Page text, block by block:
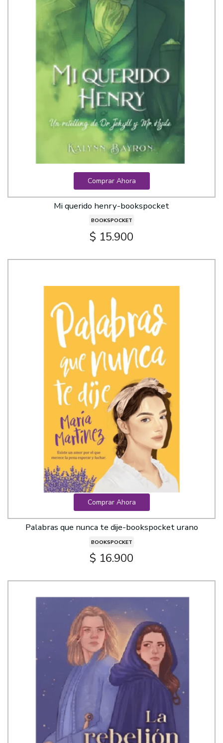
Comprar Ahora
Mi querido henry-bookspocket
BOOKSPOCKET
$ 15.900
Comprar Ahora
Palabras que nunca te dije-bookspocket urano
BOOKSPOCKET
$ 16.900